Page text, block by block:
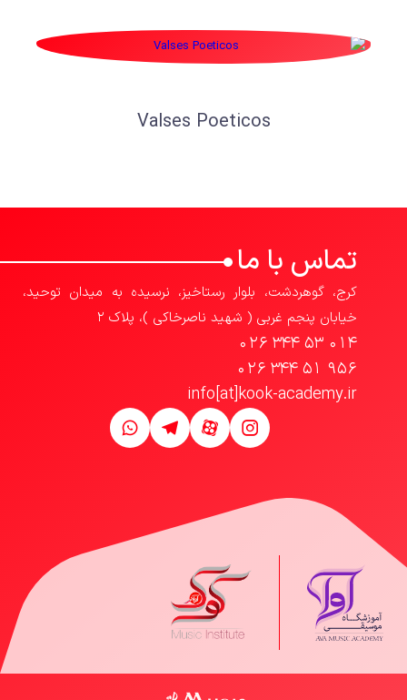
Valses Poeticos
تماس با ما
کرج، گوهردشت، بلوار رستاخیز، نرسیده به میدان توحید،
خیابان پنجم غربی ( شهید ناصرخاکی )، پلاک 2
026 344 53 014
026 344 51 956
info[at]kook-academy.ir